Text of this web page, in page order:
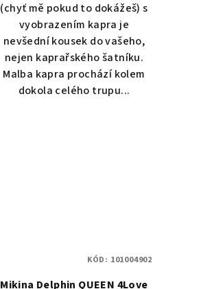
(chyť mě pokud to dokážeš) s
vyobrazením kapra je
nevšední kousek do vašeho,
nejen kaprařského šatníku.
Malba kapra prochází kolem
dokola celého trupu...
Mikina Delphin QUEEN 4Love
KÓD: 101004902